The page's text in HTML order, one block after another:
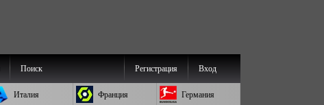
Поиск Вход
Регистрация
Италия Франция Германия